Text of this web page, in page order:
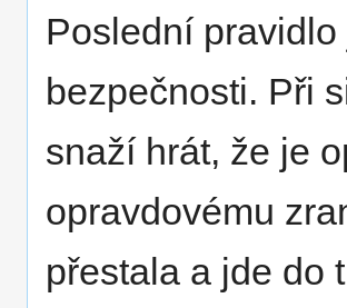
Poslední
bezpečnosti. Při
snaží hrát, že je
opravdovému
přestala a jde do